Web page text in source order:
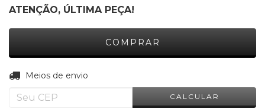
ATENÇÃO, ÚLTIMA PEÇA!
Entregas para o CEP:
Meios de envio
CALCULAR